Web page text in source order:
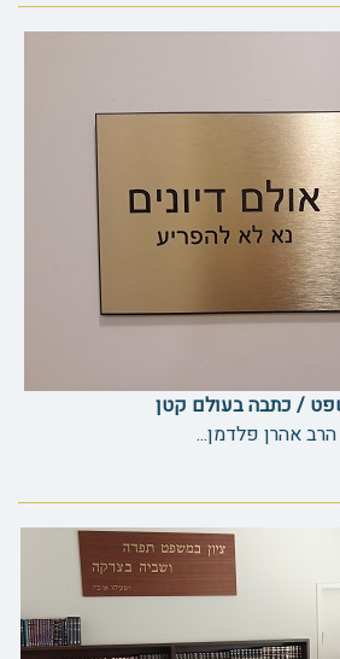
/ כתבה בעולם קטן
הרב אהרן פלדמן...